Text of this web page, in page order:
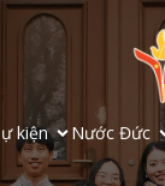
kiện Nước Đức